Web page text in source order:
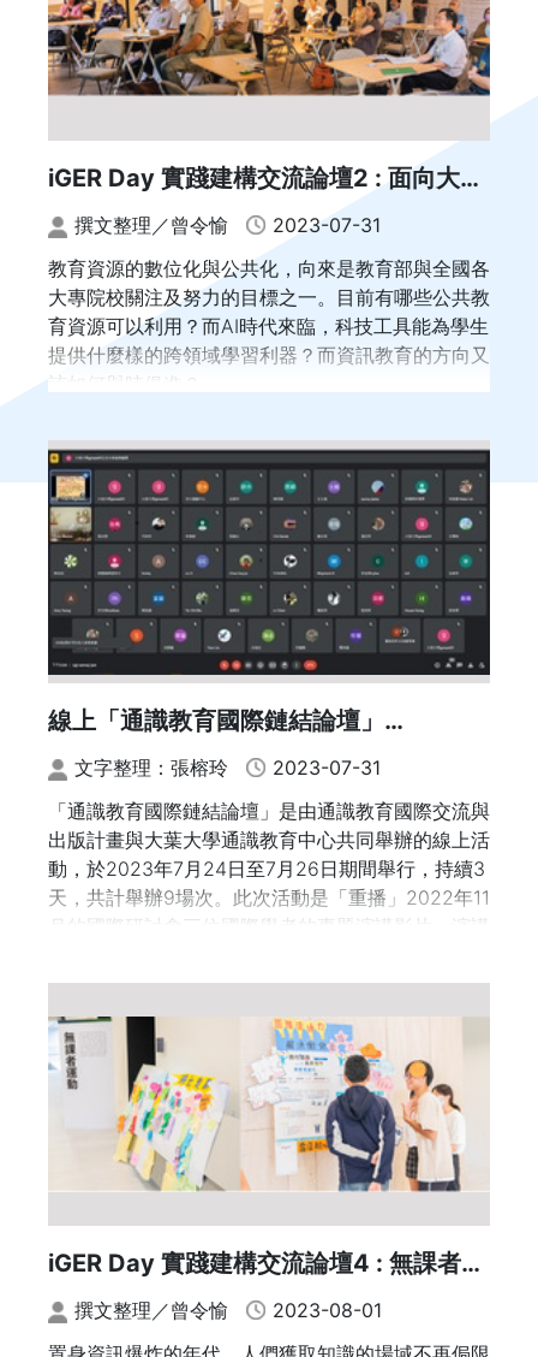
等教育新格局–變化與轉化」，包括淡江大學葛煥昭
校長、國立政治大學李蔡彥校長、國立臺灣海洋大學
許泰文校長、中華大學劉維琪校長、亞東科技大學黃
茂全校長、大葉大學葉釋仁副校長。
iGER Day 實踐建構交流論壇2 : 面向大未
來 撰文整理／曾令愉
2023-07-31
教育資源的數位化與公共化，向來是教育部與全國各
大專院校關注及努力的目標之一。目前有哪些公共教
育資源可以利用？而AI時代來臨，科技工具能為學生
提供什麼樣的跨領域學習利器？而資訊教育的方向又
該如何與時俱進？
壇，以「Give & Take，加入通識課程聯盟，你我都
是資源公共化的受益者」、「擋不住的資訊科技趨
勢，通識如何乘風而上」為討論主題，分享計畫中關
於全國夏季學院、資訊科技素養培育等項目的推動成
果、教師心得與未來趨勢。
線上「通識教育國際鏈結論壇」
(International Connection of General
文字整理：張榕玲
2023-07-31
「通識教育國際鏈結論壇」是由通識教育國際交流與
出版計畫與大葉大學通識教育中心共同舉辦的線上活
動，於2023年7月24日至7月26日期間舉行，持續3
天，共計舉辦9場次。此次活動是「重播」2022年11
月的國際研討會三位國際學者的專題演講影片，演講
國教養教育學會理事長、韓國延世大學的洪錫敏教授
主講，講題為「韓國敎養教育學會與韓國博雅/教養
教育的發展」；14:30-15:30固定由日本大學教育學
會會長Prof. Reiko Yamada(山田礼子)主講，講題為
「日本大學教育學會的過去、現在和未來：從通識、
教養教育改革之關連性探討」；15:30-16:30固定由
世紀取得成功的角色」。
三位國際學者的專題演講分別涵蓋了韓國、日本和美
國的通識教育發展現況和未來展望，讓與會者深入了
iGER Day 實踐建構交流論壇4 : 無課者運
動 撰文整理／曾令愉
2023-08-01